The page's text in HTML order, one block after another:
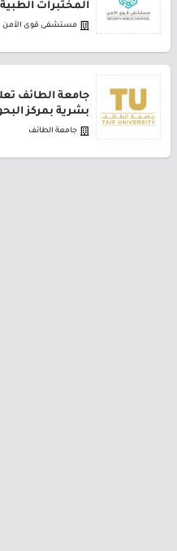
المختبرات
مستشفى قوى الأمن
جامعة الطائف
بشرية بمركز
جامعة الطائف